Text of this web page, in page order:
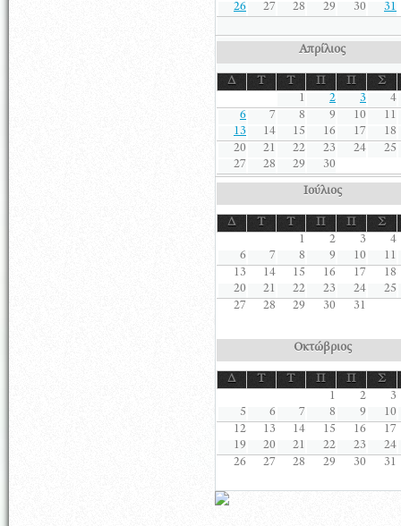
26
27 28 29 30 31
Απρίλιος
Δ Τ Τ Π Π
Σ
1
2 3
4
6
7 8 9 10
11
13
14 15 16 17
18
20
21 22 23 24
25
27
28 29 30
Ιούλιος
Δ Τ Τ Π Π
Σ
1
2 3
4
6
7 8 9 10
11
13
14 15 16 17
18
20
21 22 23 24
25
27
28 29 30 31
Οκτώβριος
Δ Τ Τ Π Π
Σ
1
2
3
5
6 7 8 9
10
12
13 14 15 16
17
19
20 21 22 23
24
26
27 28 29 30 31